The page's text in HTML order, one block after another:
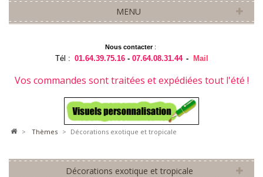
MENU
Nous contacter:
Tél : 01.64.39.75.16 -07.64.08.31.44 - Mail
Vos commandes sont traitées et expédiées tout l'été !
> thèmes > Décorations exotique et tropicale
Décorations exotique et tropicale